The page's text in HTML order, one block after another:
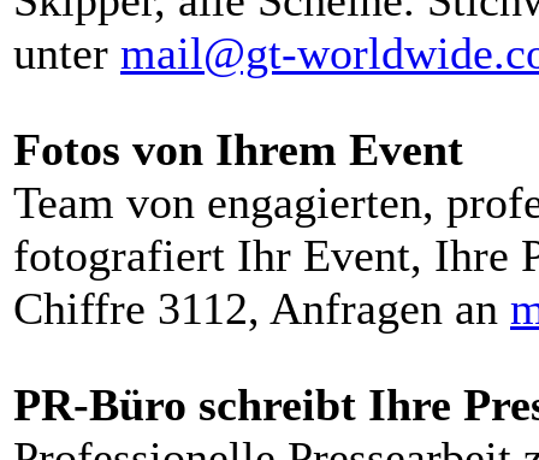
unter mail@gt-
Fotos von Ihrem Event
Team von engagierten,
fotografiert Ihr Event, Ihre
Chiffre 3112, Anfragen an
PR-Büro schreibt Ihre